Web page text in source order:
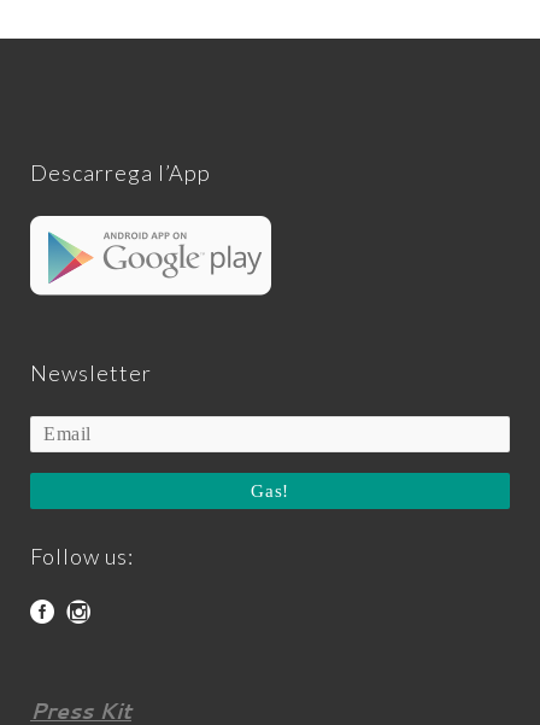
Descarrega l’App
Newsletter
Gas!
Follow us:
Press Kit